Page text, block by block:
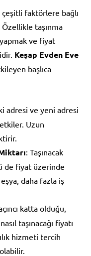
faktörlere bağlı
taşınma
yapmak ve fiyat
Keşap Evden Eve
başlıca
adresi ve yeni adresi
Uzun
: Taşınacak
de fiyat üzerinde
daha fazla iş
katta olduğu,
taşınacağı fiyatı
hizmeti tercih